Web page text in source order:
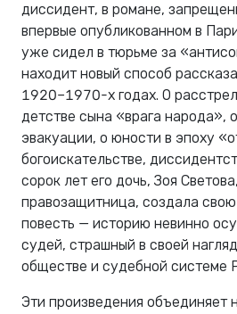
диссидент, в романе,
впервые опубликованном в
уже сидел в тюрьме за
находит новый способ
1920–1970-х годах. О
детстве сына «врага народа»,
эвакуации, о юности в эпоху
богоискательстве,
сорок лет его дочь, Зоя
правозащитница, создала
повесть — историю невинно
судей, страшный в своей
обществе и судебной системе
Эти произведения объединяет